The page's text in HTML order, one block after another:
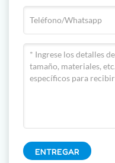
ENTREGAR